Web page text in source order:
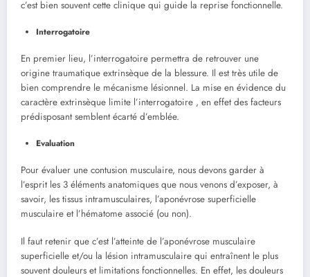
c’est bien souvent cette clinique qui guide la reprise fonctionnelle.
Interrogatoire
En premier lieu, l’interrogatoire permettra de retrouver une
origine traumatique extrinsèque de la blessure. Il est très utile de
bien comprendre le mécanisme lésionnel. La mise en évidence du
caractère extrinsèque limite l’interrogatoire , en effet des facteurs
prédisposant semblent écarté d’emblée.
Evaluation
Pour évaluer une contusion musculaire, nous devons garder à
l’esprit les 3 éléments anatomiques que nous venons d’exposer, à
savoir, les tissus intramusculaires, l’aponévrose superficielle
musculaire et l’hématome associé (ou non).
Il faut retenir que c’est l’atteinte de l’aponévrose musculaire
superficielle et/ou la lésion intramusculaire qui entraînent le plus
souvent douleurs et limitations fonctionnelles. En effet, les douleurs